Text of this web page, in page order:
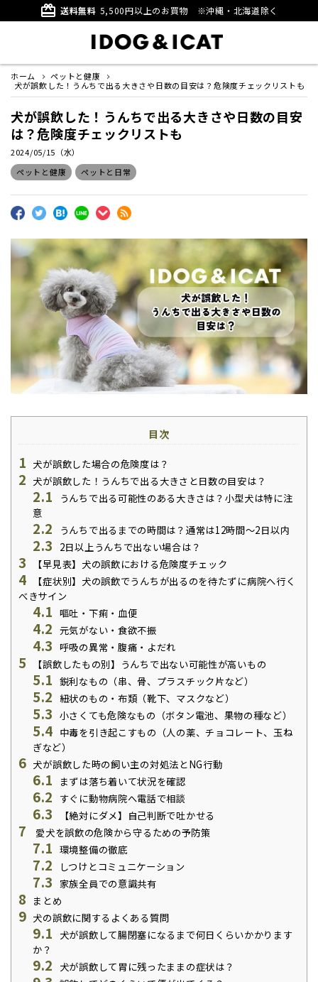
card_giftcard 送料無料 5,500円以上のお買物 ※沖縄・北海道除く
ホーム
ペットと健康
犬が誤飲した！うんちで出る大きさや日数の目安は？危険度チェックリストも
犬が誤飲した！うんちで出る大きさや日数の目安
は？危険度チェックリストも
2024/05/15（水）
ペットと健康
ペットと日常
目次
1 犬が誤飲した場合の危険度は？
2 犬が誤飲した！うんちで出る大きさと日数の目安は？
2.1
うんちで出る可能性のある大きさは？小型犬は特に注
意
2.2 うんちで出るまでの時間は？通常は12時間～2日以内
2.3 2日以上うんちで出ない場合は？
3 【早見表】犬の誤飲における危険度チェック
4
【症状別】犬の誤飲でうんちが出るのを待たずに病院へ行く
べきサイン
4.1 嘔吐・下痢・血便
4.2 元気がない・食欲不振
4.3 呼吸の異常・腹痛・よだれ
5 【誤飲したもの別】うんちで出ない可能性が高いもの
5.1 鋭利なもの（串、骨、プラスチック片など）
5.2 紐状のもの・布類（靴下、マスクなど）
5.3 小さくても危険なもの（ボタン電池、果物の種など）
5.4 中毒を引き起こすもの（人の薬、チョコレート、玉ね
ぎなど）
6 犬が誤飲した時の飼い主の対処法とNG行動
6.1 まずは落ち着いて状況を確認
6.2 すぐに動物病院へ電話で相談
6.3 【絶対にダメ】自己判断で吐かせる
7 愛犬を誤飲の危険から守るための予防策
7.1 環境整備の徹底
7.2 しつけとコミュニケーション
7.3 家族全員での意識共有
8 まとめ
9 犬の誤飲に関するよくある質問
9.1
犬が誤飲して腸閉塞になるまで何日くらいかかります
か？
9.2 犬が誤飲して胃に残ったままの症状は？